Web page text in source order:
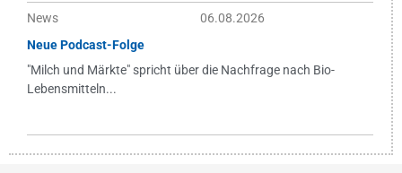
News
06.08.2026
Neue Podcast-Folge
"Milch und Märkte" spricht über die Nachfrage nach Bio-
Lebensmitteln...